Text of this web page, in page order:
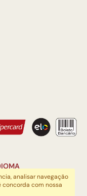
analisar navegação
concorda com nossa